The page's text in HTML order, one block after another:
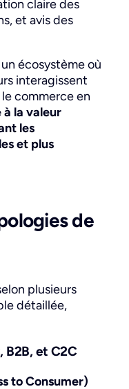
claire des
et avis des
écosystème où
interagissent
commerce en
la valeur
les
et plus
de
plusieurs
détaillée,
B2B, et C2C
to Consumer)